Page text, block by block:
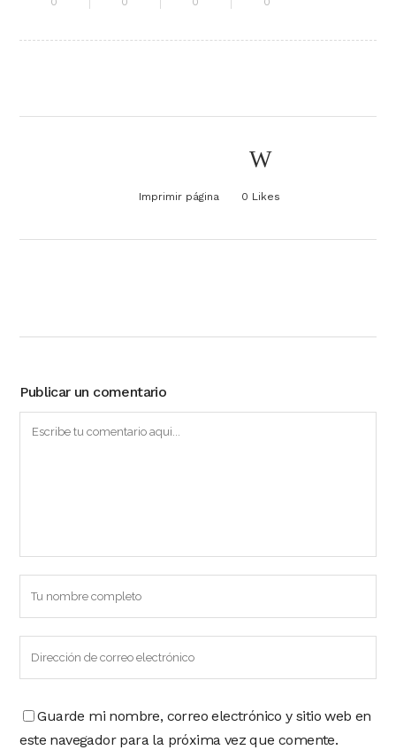
Imprimir página 0 Likes
Publicar un comentario
Guarde mi nombre, correo electrónico y sitio web en
este navegador para la próxima vez que comente.